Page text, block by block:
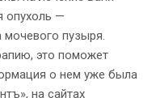
опухоль —
пузыря.
это поможет
о нем уже была
на сайтах